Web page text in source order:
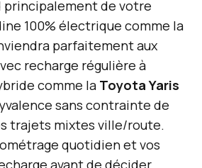
principalement de votre
100% électrique comme la
parfaitement aux
recharge régulière à
comme la Toyota Yaris
sans contrainte de
trajets mixtes ville/route.
quotidien et vos
avant de décider.